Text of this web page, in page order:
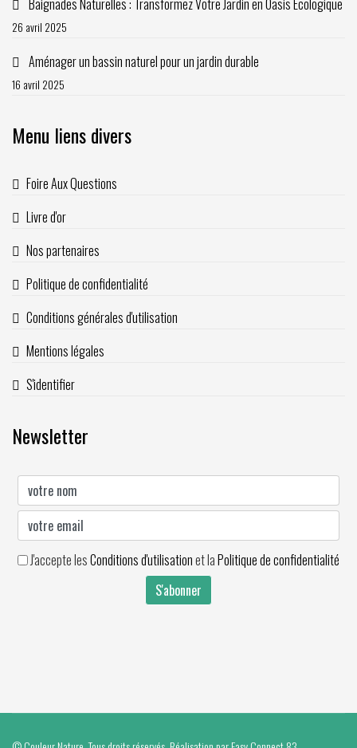
Baignades Naturelles : Transformez Votre Jardin en Oasis Écologique
26 avril 2025
Aménager un bassin naturel pour un jardin durable
16 avril 2025
Menu liens divers
Foire Aux Questions
Livre d'or
Nos partenaires
Politique de confidentialité
Conditions générales d'utilisation
Mentions légales
S'identifier
Newsletter
J'accepte lesConditions d'utilisationet laPolitique de confidentialité